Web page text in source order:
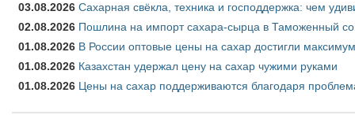
03.08.2026 Сахарная свёкла, техника и господдержка: чем
02.08.2026 Пошлина на импорт сахара-сырца в Таможенный
01.08.2026 В России оптовые цены на сахар достигли
01.08.2026 Казахстан удержал цену на сахар чужими руками
01.08.2026 Цены на сахар поддерживаются благодаря